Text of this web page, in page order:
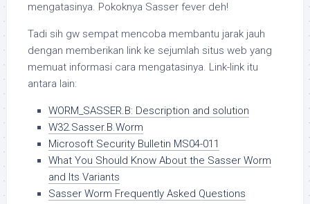
mengatasinya. Pokoknya Sasser fever deh!
Tadi sih gw sempat mencoba membantu jarak jauh
dengan memberikan link ke sejumlah situs web yang
memuat informasi cara mengatasinya. Link-link itu
antara lain:
WORM_SASSER.B: Description and solution
W32.Sasser.B.Worm
Microsoft Security Bulletin MS04-011
What You Should Know About the Sasser Worm
and Its Variants
Sasser Worm Frequently Asked Questions